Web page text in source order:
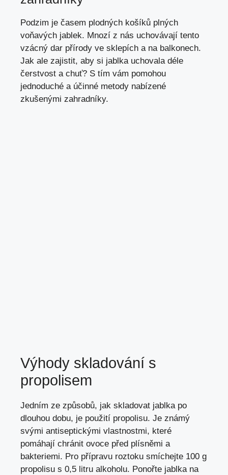
Podzim je časem plodných košíků plných
voňavých jablek. Mnozí z nás uchovávají tento
vzácný dar přírody ve sklepích a na balkonech.
Jak ale zajistit, aby si jablka uchovala déle
čerstvost a chuť? S tím vám pomohou
jednoduché a účinné metody nabízené
zkušenými zahradníky.
Výhody skladování s
propolisem
Jedním ze způsobů, jak skladovat jablka po
dlouhou dobu, je použití propolisu. Je známý
svými antiseptickými vlastnostmi, které
pomáhají chránit ovoce před plísněmi a
bakteriemi. Pro přípravu roztoku smíchejte 100 g
propolisu s 0,5 litru alkoholu. Ponořte jablka na